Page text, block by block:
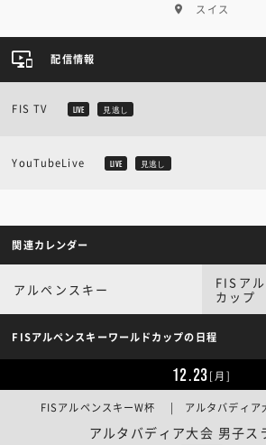
スイス
配信情報
FIS TV LIVE 見逃し
YouTubeLive LIVE 見逃し
関連カレンダー
アルペンスキー
FISア
カップ
FISアルペンスキーワールドカップの日程
12.23[月]
アルタバディア大会 男子ス
FISアルペンスキーW杯 | アルタバディア